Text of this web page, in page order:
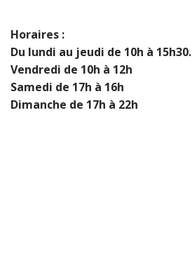
Horaires :
Du lundi au jeudi de 10h à 15h30.
Vendredi de 10h à 12h
Samedi de 17h à 16h
Dimanche de 17h à 22h